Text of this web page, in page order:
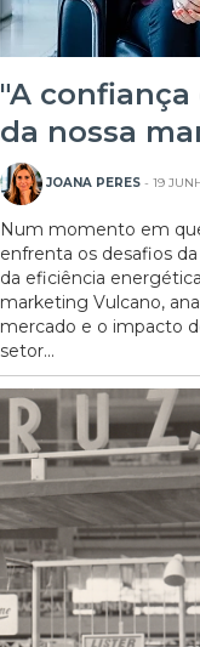
"A
da nossa
JOANA PERES - 19
Num momento em
enfrenta os desafios
da eficiência
marketing Vulcano,
mercado e o impacto
setor...